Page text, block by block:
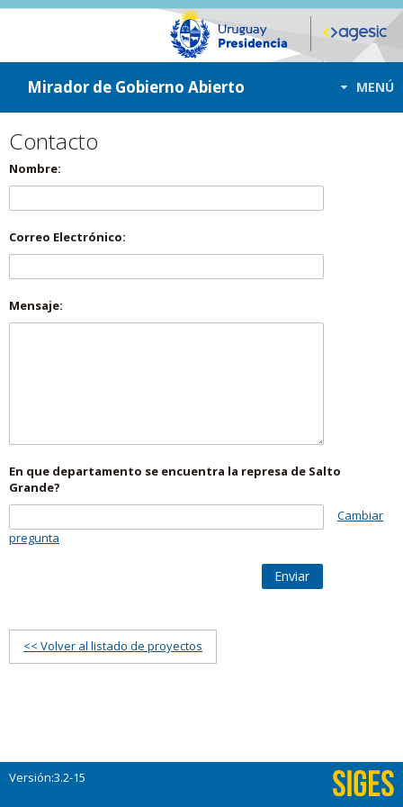
ir a contenido
ir al menú
Mirador de Gobierno Abierto MENÚ
Contacto
Nombre:
Correo Electrónico:
Mensaje:
En que departamento se encuentra la represa de Salto
Grande?
Cambiar
pregunta
Enviar
<< Volver al listado de proyectos
Versión:3.2-15